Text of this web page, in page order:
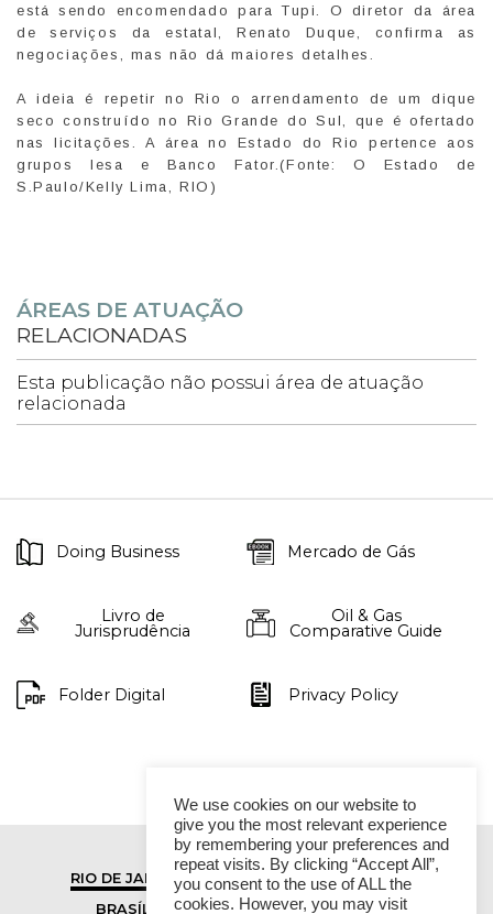
está sendo encomendado para Tupi. O diretor da área
de serviços da estatal, Renato Duque, confirma as
negociações, mas não dá maiores detalhes.
A ideia é repetir no Rio o arrendamento de um dique
seco construído no Rio Grande do Sul, que é ofertado
nas licitações. A área no Estado do Rio pertence aos
grupos Iesa e Banco Fator.(Fonte: O Estado de
S.Paulo/Kelly Lima, RIO)
ÁREAS DE ATUAÇÃO
RELACIONADAS
Esta publicação não possui área de atuação
relacionada
Doing Business Mercado de Gás
Livro de
Jurisprudência
Oil & Gas
Comparative Guide
Folder Digital Privacy Policy
RIO DE JANEIRO
SÃO PAULO
BRASÍLIA
VITÓRIA
We use cookies on our website to
give you the most relevant experience
by remembering your preferences and
repeat visits. By clicking “Accept All”,
you consent to the use of ALL the
cookies. However, you may visit